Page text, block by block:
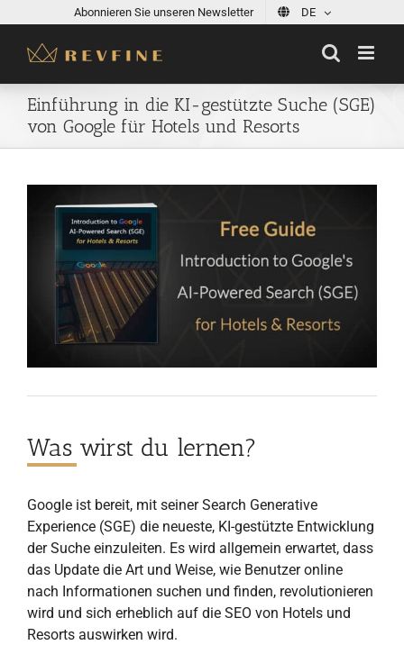
content
Abonnieren Sie unseren Newsletter DE
Einführung in die KI-gestützte Suche (SGE)
von Google für Hotels und Resorts
Larger
Was wirst du lernen?
Google ist bereit, mit seiner Search Generative
Experience (SGE) die neueste, KI-gestützte Entwicklung
der Suche einzuleiten. Es wird allgemein erwartet, dass
das Update die Art und Weise, wie Benutzer online
nach Informationen suchen und finden, revolutionieren
wird und sich erheblich auf die SEO von Hotels und
Resorts auswirken wird.